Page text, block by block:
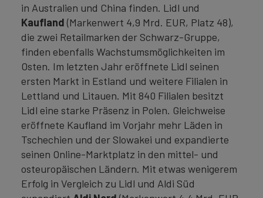
in Australien und China finden. Lidl und
Kaufland (Markenwert 4,9 Mrd. EUR, Platz 48),
die zwei Retailmarken der Schwarz-Gruppe,
finden ebenfalls Wachstumsmöglichkeiten im
Osten. Im letzten Jahr eröffnete Lidl seinen
ersten Markt in Estland und weitere Filialen in
Lettland und Litauen. Mit 840 Filialen besitzt
Lidl eine starke Präsenz in Polen. Gleichweise
eröffnete Kaufland im Vorjahr mehr Läden in
Tschechien und der Slowakei und expandierte
seinen Online-Marktplatz in den mittel- und
osteuropäischen Ländern. Mit etwas wenigerem
Erfolg in Vergleich zu Lidl und Aldi Süd